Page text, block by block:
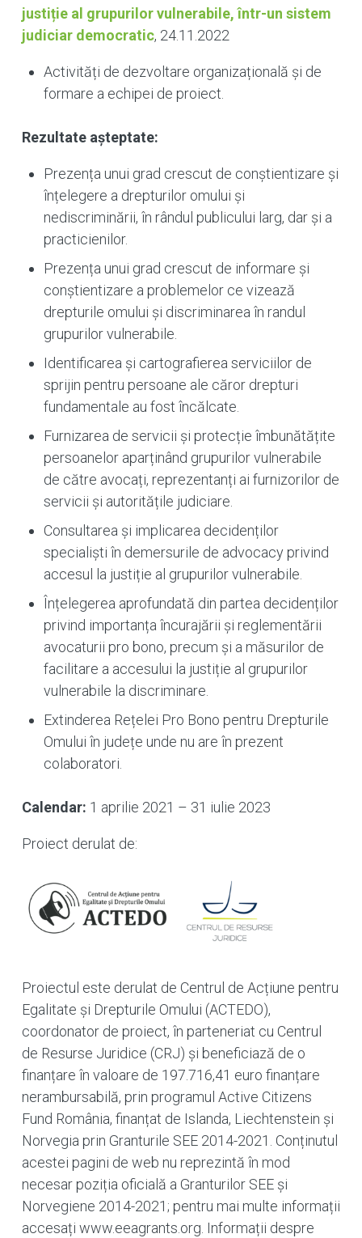
justiție al grupurilor vulnerabile, într-un sistem
judiciar democratic, 24.11.2022
Activități de dezvoltare organizațională și de
formare a echipei de proiect.
Rezultate așteptate:
Prezența unui grad crescut de conștientizare și
înțelegere a drepturilor omului și
nediscriminării, în rândul publicului larg, dar și a
practicienilor.
Prezența unui grad crescut de informare și
conștientizare a problemelor ce vizează
drepturile omului și discriminarea în randul
grupurilor vulnerabile.
Identificarea și cartografierea serviciilor de
sprijin pentru persoane ale căror drepturi
fundamentale au fost încălcate.
Furnizarea de servicii și protecție îmbunătățite
persoanelor aparținând grupurilor vulnerabile
de către avocați, reprezentanți ai furnizorilor de
servicii și autoritățile judiciare.
Consultarea și implicarea decidenților
specialiști în demersurile de advocacy privind
accesul la justiție al grupurilor vulnerabile.
Înțelegerea aprofundată din partea decidenților
privind importanța încurajării și reglementării
avocaturii pro bono, precum și a măsurilor de
facilitare a accesului la justiție al grupurilor
vulnerabile la discriminare.
Extinderea Rețelei Pro Bono pentru Drepturile
Omului în județe unde nu are în prezent
colaboratori.
Calendar: 1 aprilie 2021 – 31 iulie 2023
Proiect derulat de:
Proiectul este derulat de Centrul de Acțiune pentru
Egalitate și Drepturile Omului (ACTEDO),
coordonator de proiect, în parteneriat cu Centrul
de Resurse Juridice (CRJ) și beneficiază de o
finanțare în valoare de 197.716,41 euro finanțare
nerambursabilă, prin programul Active Citizens
Fund România, finanțat de Islanda, Liechtenstein și
Norvegia prin Granturile SEE 2014-2021. Conținutul
acestei pagini de web nu reprezintă în mod
necesar poziția oficială a Granturilor SEE și
Norvegiene 2014-2021; pentru mai multe informații
accesați www.eeagrants.org. Informații despre